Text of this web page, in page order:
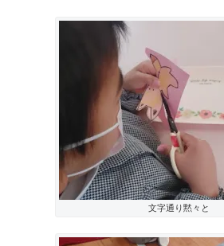
文字通り黙々と